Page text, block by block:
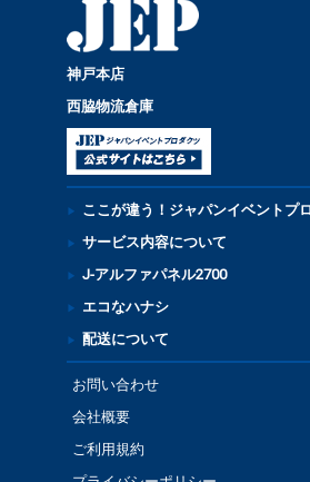
神戸本店
西脇物流倉庫
ここが違う！ジャパンイベントプ
サービス内容について
J-アルファパネル2700
エコなハナシ
配送について
お問い合わせ
会社概要
ご利用規約